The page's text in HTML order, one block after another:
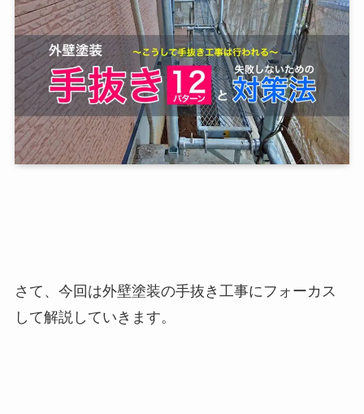
さて、今回は外壁塗装の手抜き工事にフォーカス
して解説していきます。